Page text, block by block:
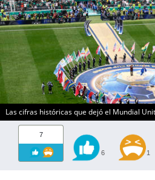
Las cifras históricas que dejó el Mundial
7
6 1